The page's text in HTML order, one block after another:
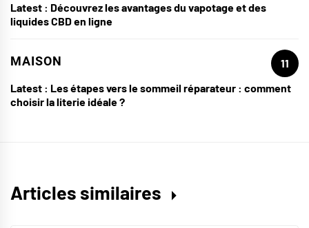
Latest : Découvrez les avantages du vapotage et des
liquides CBD en ligne
MAISON
11
Latest : Les étapes vers le sommeil réparateur : comment
choisir la literie idéale ?
Articles similaires